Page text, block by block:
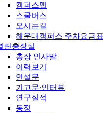
캠퍼스맵
스쿨버스
오시는길
해운대캠퍼스 주차요금표
린총장실
총장 인사말
이력보기
연설문
기고문·인터뷰
연구실적
동정